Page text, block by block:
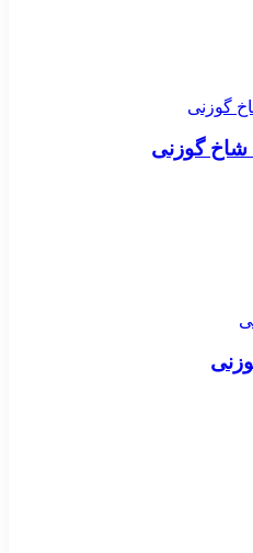
شاخ گوزنی